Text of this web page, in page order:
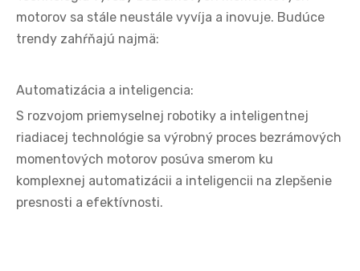
motorov sa stále neustále vyvíja a inovuje. Budúce
trendy zahŕňajú najmä:
Automatizácia a inteligencia:
S rozvojom priemyselnej robotiky a inteligentnej
riadiacej technológie sa výrobný proces bezrámových
momentových motorov posúva smerom ku
komplexnej automatizácii a inteligencii na zlepšenie
presnosti a efektívnosti.